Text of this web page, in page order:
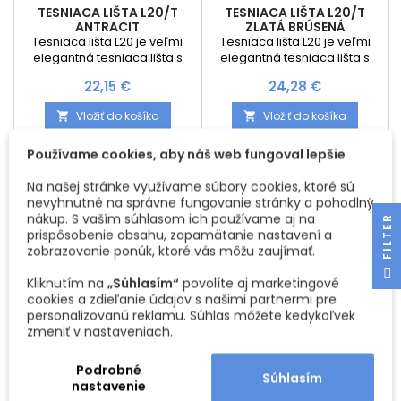
TESNIACA LIŠTA L20/T
ANTRACIT
Tesniaca lišta L20 je veľmi
elegantná tesniaca lišta s
mm aj na výšku a aj na
šírku.Vďaka celohliníkovému
materiálu je vhodná aj za
vysokým teplotám. Tesniacie
spojenie medzi pracovnou
doskou a zástenou
(prípadne aj s obyčajnou
stenou), s ktorými farebne
ladia. Tesniace...
Cena
22,15 €
 Vložiť do košíka
TESNIACA LIŠTA L20/T
ZLATÁ BRÚSENÁ
Tesniaca lišta L20 je veľmi
elegantná tesniaca lišta s
mm aj na výšku a aj na
šírku.Vďaka celohliníkovému
materiálu je vhodná aj za
vysokým teplotám. Tesniacie
spojenie medzi pracovnou
doskou a zástenou
(prípadne aj s obyčajnou
stenou), s ktorými farebne
ladia. Tesniace...
Cena
24,28 €
 Vložiť do košíka
TESNIACA LIŠTA L40 /
TESNIACA LIŠTA L20/T
Používame cookies, aby náš web fungoval lepšie
Na našej stránke využívame súbory cookies, ktoré sú
nevyhnutné na správne fungovanie stránky a pohodlný
nákup. S vaším súhlasom ich používame aj na
prispôsobenie obsahu, zapamätanie nastavení a
zobrazovanie ponúk, ktoré vás môžu zaujímať.
Kliknutím na „Súhlasím“ povolíte aj marketingové
cookies a zdieľanie údajov s našimi partnermi pre
personalizovanú reklamu. Súhlas môžete kedykoľvek
zmeniť v nastaveniach.
Podrobné
nastavenie
Súhlasím
R